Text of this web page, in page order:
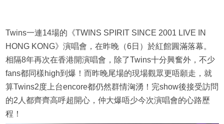
Twins一連14場的《TWINS SPIRIT SINCE 2001 LIVE IN
HONG KONG》演唱會，在昨晚（6日）於紅館圓滿落幕。
相隔8年再次在香港開演唱會，除了Twins十分興奮外，不少
fans都同樣high到爆！而昨晚尾場的現場觀眾更唔願走，就
算Twins2度上台encore都仍然群情洶湧！完show後接受訪問
的2人都齊齊高呼超開心，仲大爆唔少今次演唱會的心路歷
程！